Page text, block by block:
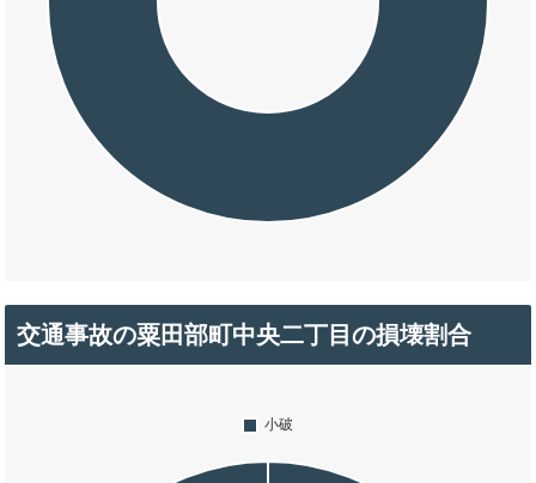
交通事故の粟田部町中央二丁目の損壊割合